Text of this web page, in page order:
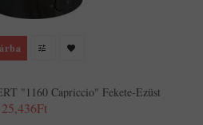
"1160 Capriccio" Fekete-Ezüst
25,436Ft